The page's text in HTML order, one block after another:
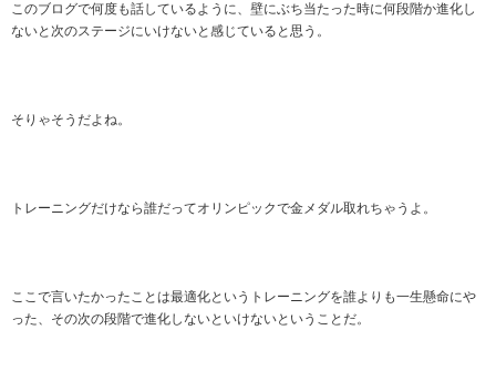
このブログで何度も話しているように、壁にぶち当たった時に何段階か進化し
ないと次のステージにいけないと感じていると思う。
そりゃそうだよね。
トレーニングだけなら誰だってオリンピックで金メダル取れちゃうよ。
ここで言いたかったことは最適化というトレーニングを誰よりも一生懸命にや
った、その次の段階で進化しないといけないということだ。